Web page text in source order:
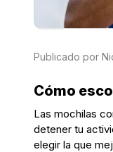
Publicado por
Cómo
Las mochilas
detener tu
elegir la que